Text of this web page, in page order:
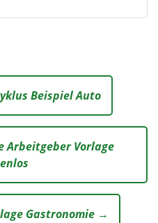
Beispiel Auto
Arbeitgeber Vorlage
Gastronomie →